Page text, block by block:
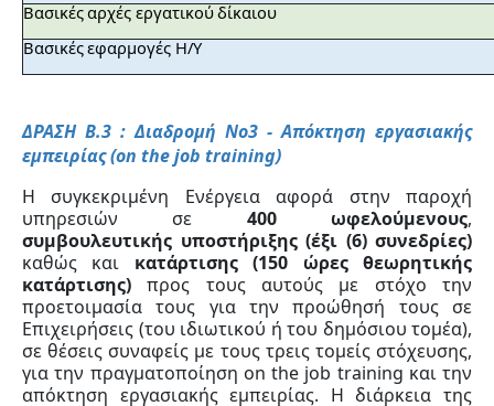
Βασικές αρχές εργατικού δίκαιου
Βασικές εφαρμογές Η/Y
ΔΡΑΣΗ Β.3 : Διαδρομή Νο3 - Απόκτηση εργασιακής
εμπειρίας (on thejob training)
Η συγκεκριμένη Ενέργεια αφορά στην παροχή
υπηρεσιών σε 400 ωφελούμενους,
συμβουλευτικής υποστήριξης (έξι (6) συνεδρίες)
καθώς και κατάρτισης (150 ώρες θεωρητικής
κατάρτισης) προς τους αυτούς με στόχο την
προετοιμασία τους για την προώθησή τους σε
Επιχειρήσεις (του ιδιωτικού ή του δημόσιου τομέα),
σε θέσεις συναφείς με τους τρεις τομείς στόχευσης,
για την πραγματοποίηση on the job training και την
απόκτηση εργασιακής εμπειρίας. Η διάρκεια της